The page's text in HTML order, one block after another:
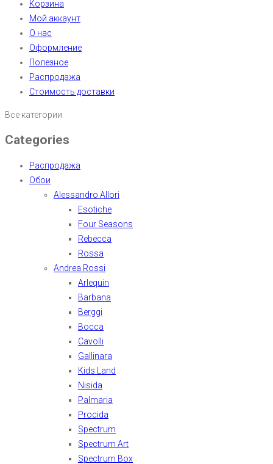
Корзина
Мой аккаунт
О нас
Оформление
Полезное
Распродажа
Стоимость доставки
Все категории
Categories
Распродажа
Обои
Alessandro Allori
Esotiche
Four Seasons
Rebecca
Rossa
Andrea Rossi
Arlequin
Barbana
Berggi
Bocca
Cavolli
Gallinara
Kids Land
Nisida
Palmaria
Procida
Spectrum
Spectrum Art
Spectrum Box